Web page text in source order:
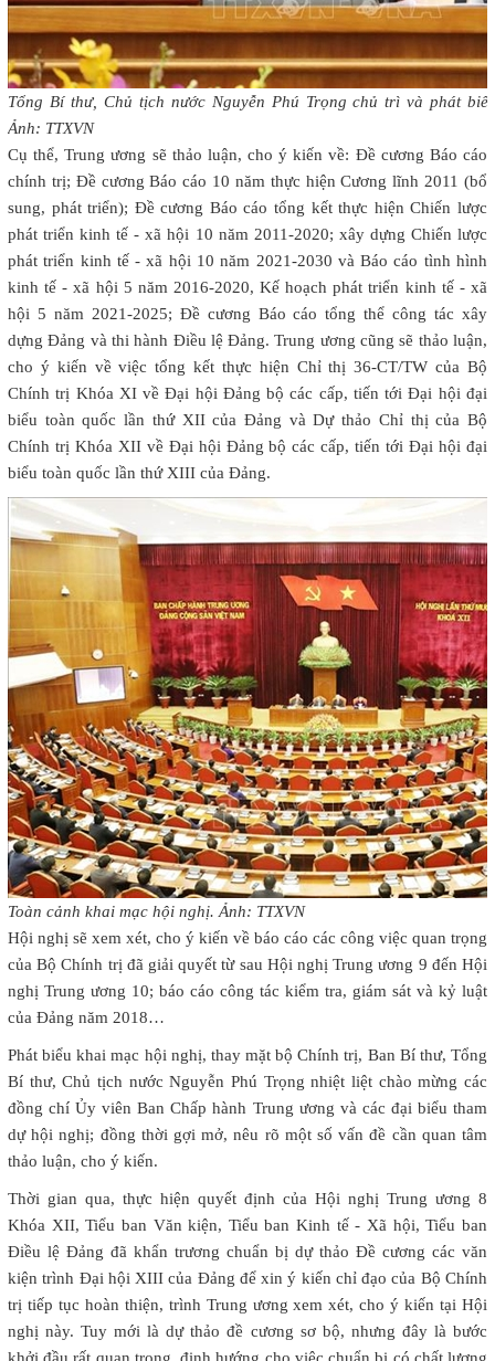
Tổng Bí thư, Chủ tịch nước Nguyễn Phú Trọng chủ trì và phát
Ảnh: TTXVN
Cụ thể, Trung ương sẽ thảo luận, cho ý kiến về: Đề cương Báo cáo
chính trị; Đề cương Báo cáo 10 năm thực hiện Cương lĩnh 2011 (bổ
sung, phát triển); Đề cương Báo cáo tổng kết thực hiện Chiến lược
phát triển kinh tế - xã hội 10 năm 2011-2020; xây dựng Chiến lược
phát triển kinh tế - xã hội 10 năm 2021-2030 và Báo cáo tình hình
kinh tế - xã hội 5 năm 2016-2020, Kế hoạch phát triển kinh tế - xã
hội 5 năm 2021-2025; Đề cương Báo cáo tổng thể công tác xây
dựng Đảng và thi hành Điều lệ Đảng. Trung ương cũng sẽ thảo luận,
cho ý kiến về việc tổng kết thực hiện Chỉ thị 36-CT/TW của Bộ
Chính trị Khóa XI về Đại hội Đảng bộ các cấp, tiến tới Đại hội đại
biểu toàn quốc lần thứ XII của Đảng và Dự thảo Chỉ thị của Bộ
Chính trị Khóa XII về Đại hội Đảng bộ các cấp, tiến tới Đại hội đại
biểu toàn quốc lần thứ XIII của Đảng.
Toàn cảnh khai mạc hội nghị. Ảnh: TTXVN
Hội nghị sẽ xem xét, cho ý kiến về báo cáo các công việc quan trọng
của Bộ Chính trị đã giải quyết từ sau Hội nghị Trung ương 9 đến Hội
nghị Trung ương 10; báo cáo công tác kiểm tra, giám sát và kỷ luật
của Đảng năm 2018…
Phát biểu khai mạc hội nghị, thay mặt bộ Chính trị, Ban Bí thư, Tổng
Bí thư, Chủ tịch nước Nguyễn Phú Trọng nhiệt liệt chào mừng các
đồng chí Ủy viên Ban Chấp hành Trung ương và các đại biểu tham
dự hội nghị; đồng thời gợi mở, nêu rõ một số vấn đề cần quan tâm
thảo luận, cho ý kiến.
Thời gian qua, thực hiện quyết định của Hội nghị Trung ương 8
Khóa XII, Tiểu ban Văn kiện, Tiểu ban Kinh tế - Xã hội, Tiểu ban
Điều lệ Đảng đã khẩn trương chuẩn bị dự thảo Đề cương các văn
kiện trình Đại hội XIII của Đảng để xin ý kiến chỉ đạo của Bộ Chính
trị tiếp tục hoàn thiện, trình Trung ương xem xét, cho ý kiến tại Hội
nghị này. Tuy mới là dự thảo đề cương sơ bộ, nhưng đây là bước